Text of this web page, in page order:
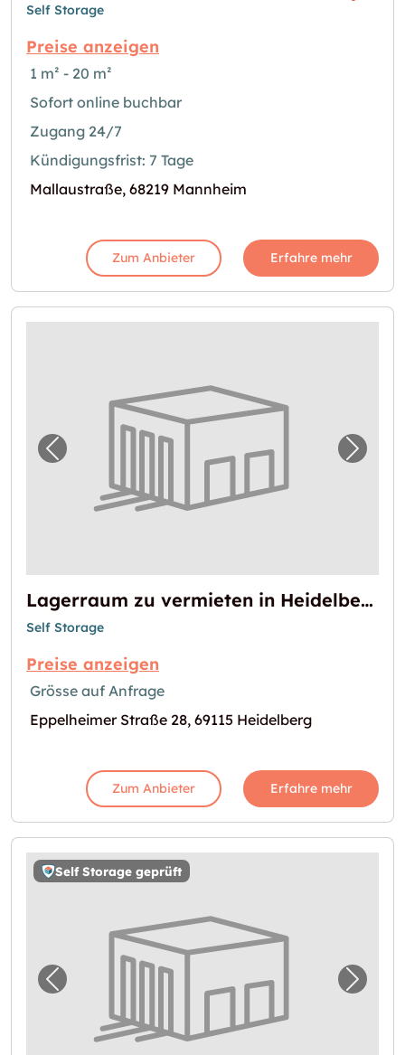
Self Storage
Preise anzeigen
1 m² - 20 m²
Sofort online buchbar
Zugang 24/7
Kündigungsfrist: 7 Tage
Mallaustraße, 68219 Mannheim
Zum Anbieter Erfahre mehr
Vorheriges Bild für "Lagerraum zu
Lagerraum zu vermieten in Heidelberg
Self Storage
Preise anzeigen
Grösse auf Anfrage
Eppelheimer Straße 28, 69115 Heidelberg
Zum Anbieter Erfahre mehr
Self Storage geprüft
Vorheriges Bild für "Storebox Brühl"